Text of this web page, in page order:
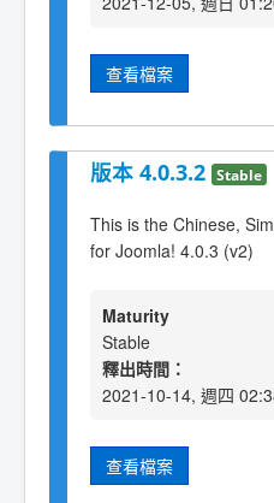
查看檔案
版本 4.0.3.2 Stable
This is the Chinese,
for Joomla! 4.0.3 (v2)
Maturity
Stable
釋出時間：
2021-10-14, 週四
查看檔案